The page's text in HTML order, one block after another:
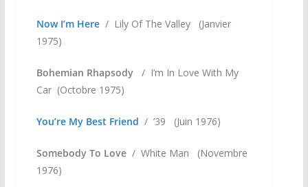
Now I’m Here/ Lily Of The Valley (Janvier
1975)
Bohemian Rhapsody
/ I’m In Love With My
Car (Octobre 1975)
You’re My Best Friend / ’39 (Juin 1976)
Somebody To Love / White Man (Novembre
1976)